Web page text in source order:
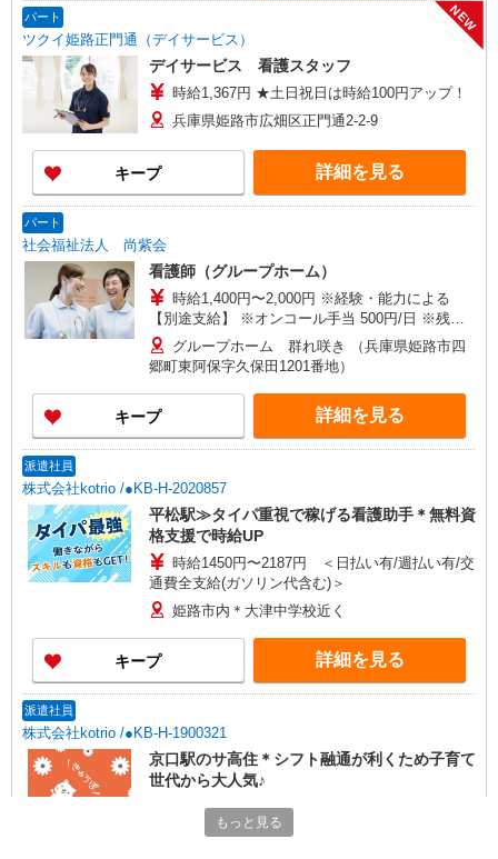
パート
ツクイ姫路正門通（デイサービス）
NEW
デイサービス 看護スタッフ
時給1,367円 ★土日祝日は時給100円アップ！
兵庫県姫路市広畑区正門通2-2-9
キープ 詳細を見る
パート
社会福祉法人 尚紫会
看護師（グループホーム）
時給1,400円〜2,000円 ※経験・能力による
【別途支給】 ※オンコール手当 500円/日 ※残業
手当グループホーム 群れ咲き （兵庫県姫路市四
郷町東阿保字久保田1201番地）
キープ 詳細を見る
派遣社員
株式会社kotrio /●KB-H-2020857
平松駅≫タイパ重視で稼げる看護助手＊無料資
格支援で時給UP
時給1450円〜2187円 ＜日払い有/週払い有/交
通費全支給(ガソリン代含む)＞
姫路市内＊大津中学校近く
キープ 詳細を見る
派遣社員
株式会社kotrio /●KB-H-1900321
京口駅のサ高住＊シフト融通が利くため子育て
世代から大人気♪
時給2350円〜2937円 ＜日払い有/週払い有/交
通費全支給(ガソリン代含む)＞
もっと見る